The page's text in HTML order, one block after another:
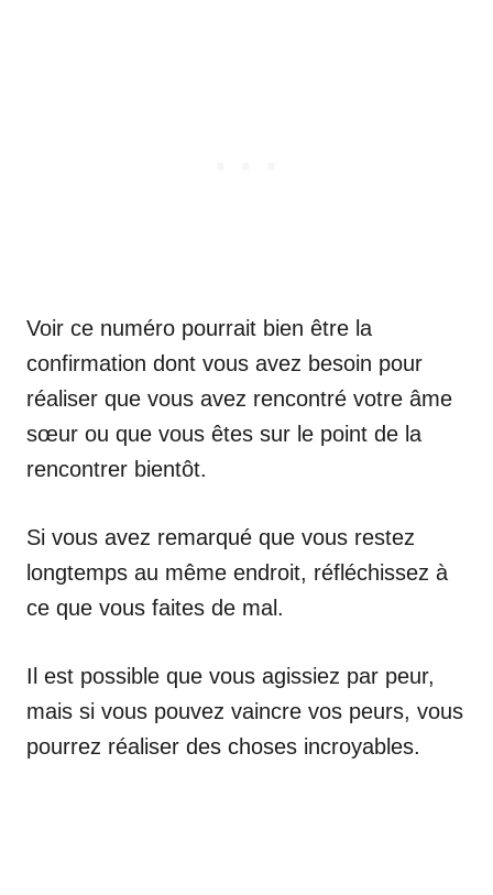
Voir ce numéro pourrait bien être la
confirmation dont vous avez besoin pour
réaliser que vous avez rencontré votre âme
sœur ou que vous êtes sur le point de la
rencontrer bientôt.
Si vous avez remarqué que vous restez
longtemps au même endroit, réfléchissez à
ce que vous faites de mal.
Il est possible que vous agissiez par peur,
mais si vous pouvez vaincre vos peurs, vous
pourrez réaliser des choses incroyables.